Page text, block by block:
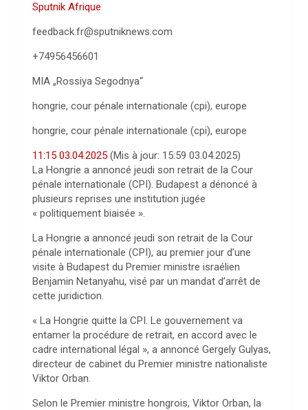
Sputnik Afrique
feedback.fr@sputniknews.com
+74956456601
MIA „Rossiya Segodnya“
hongrie, cour pénale internationale (cpi), europe
hongrie, cour pénale internationale (cpi), europe
11:15 03.04.2025 (Mis à jour: 15:59 03.04.2025)
La Hongrie a annoncé jeudi son retrait de la Cour
pénale internationale (CPI). Budapest a dénoncé à
plusieurs reprises une institution jugée
« politiquement biaisée ».
La Hongrie a annoncé jeudi son retrait de la Cour
pénale internationale (CPI), au premier jour d’une
visite à Budapest du Premier ministre israélien
Benjamin Netanyahu, visé par un mandat d’arrêt de
cette juridiction.
« La Hongrie quitte la CPI. Le gouvernement va
entamer la procédure de retrait, en accord avec le
cadre international légal », a annoncé Gergely Gulyas,
directeur de cabinet du Premier ministre nationaliste
Viktor Orban.
Selon le Premier ministre hongrois, Viktor Orban, la